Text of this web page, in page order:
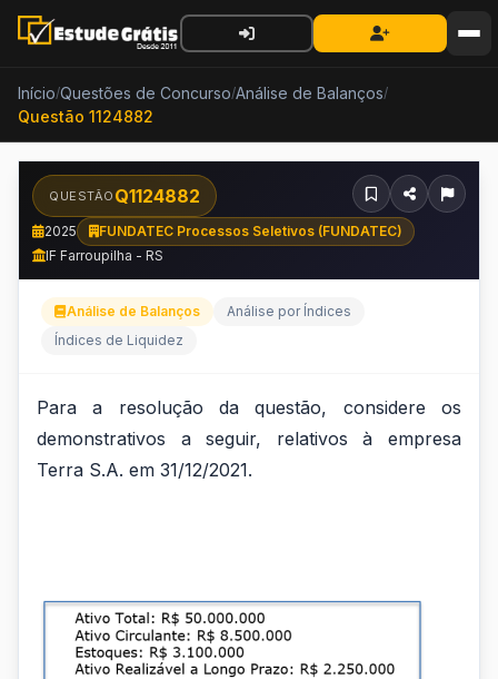
Início/Questões de Concurso/Análise de Balanços/
Questão 1124882
QUESTÃO Q1124882
2025
FUNDATEC Processos Seletivos (FUNDATEC)
IF Farroupilha - RS
Análise de Balanços
Análise por Índices
Índices de Liquidez
Para
a
considere
os...
Para a resolução da questão, considere os
demonstrativos a seguir, relativos à empresa
Terra S.A. em 31/12/2021.